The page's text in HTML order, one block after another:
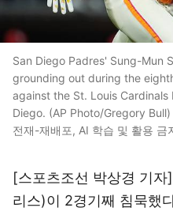
San Diego Padres' Sung-Mun
grounding out during the
against the St. Louis
Diego. (AP Photo/Gregory
전재-재배포, AI 학습 및 활용 금
[스포츠조선 박상경 기
리스)이 2경기째 침묵했